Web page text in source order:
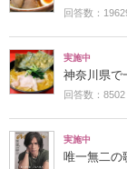
回答数：
実施中
神奈川県で
回答数：8502
実施中
唯一無二の